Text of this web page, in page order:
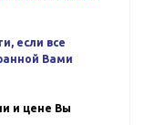
если все
Вами
и цене Вы